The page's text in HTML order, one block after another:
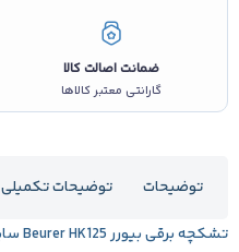
ضمانت اصالت کالا
گارانتی معتبر کالاها
توضیحات توضیحات تکمیلی
تشکچه برقی بیورر